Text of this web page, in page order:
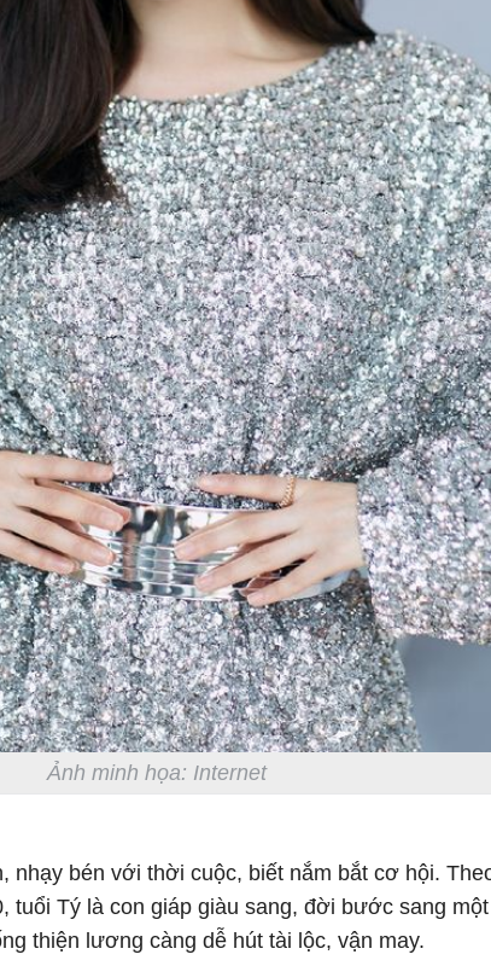
Ảnh minh họa: Internet
nhạy bén với thời cuộc, biết nắm bắt cơ hội.
tuổi Tý là con giáp giàu sang, đời bước sang một
thiện lương càng dễ hút tài lộc, vận may.